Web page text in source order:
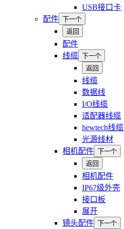
USB接口卡
配件
下一个
返回
配件
线缆
下一个
返回
线缆
数据线
I/O线缆
适配器线缆
hewtech线缆
光源线材
相机配件
下一个
返回
相机配件
IP67级外壳
接口板
展开
镜头配件
下一个